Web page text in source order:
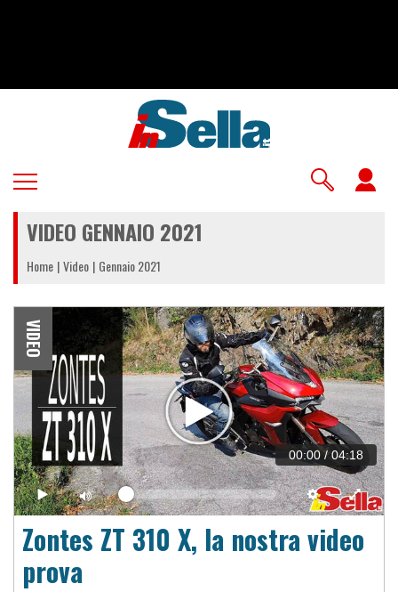
VIDEO GENNAIO 2021
Home Video Gennaio 2021
00:00 / 04:18
VIDEO
Zontes ZT 310 X, la nostra video
prova